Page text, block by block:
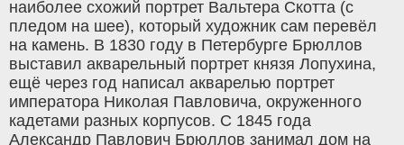
наиболее схожий портрет Вальтера Скотта (с
пледом на шее), который художник сам перевёл
на камень. В 1830 году в Петербурге Брюллов
выставил акварельный портрет князя Лопухина,
ещё через год написал акварелью портрет
императора Николая Павловича, окруженного
кадетами разных корпусов. С 1845 года
Александр Павлович Брюллов занимал дом на